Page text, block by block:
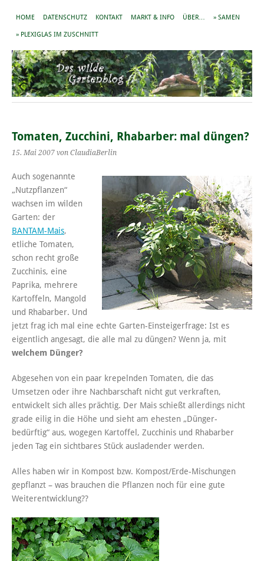
HOME DATENSCHUTZ KONTAKT MARKT & INFO ÜBER… » SAMEN
» PLEXIGLAS IM ZUSCHNITT
Tomaten, Zucchini, Rhabarber: mal düngen?
15. Mai 2007 von ClaudiaBerlin
Auch sogenannte
„Nutzpflanzen“
wachsen im wilden
Garten: der
BANTAM-Mais,
etliche Tomaten,
schon recht große
Zucchinis, eine
Paprika, mehrere
Kartoffeln, Mangold
und Rhabarber. Und
jetzt frag ich mal eine echte Garten-Einsteigerfrage: Ist es
eigentlich angesagt, die alle mal zu düngen? Wenn ja, mit
welchem Dünger?
Abgesehen von ein paar krepelnden Tomaten, die das
Umsetzen oder ihre Nachbarschaft nicht gut verkraften,
entwickelt sich alles prächtig. Der Mais schießt allerdings nicht
grade eilig in die Höhe und sieht am ehesten „Dünger-
bedürftig“ aus, wogegen Kartoffel, Zucchinis und Rhabarber
jeden Tag ein sichtbares Stück ausladender werden.
Alles haben wir in Kompost bzw. Kompost/Erde-Mischungen
gepflanzt – was brauchen die Pflanzen noch für eine gute
Weiterentwicklung??